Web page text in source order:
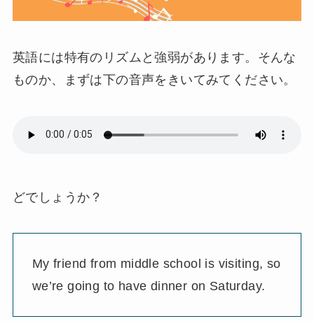
英語には特有のリズムと強弱があります。そんな
ものか、まずは下の音声をきいてみてください。
どでしょうか？
My friend from middle school is visiting, so
we’re going to have dinner on Saturday.